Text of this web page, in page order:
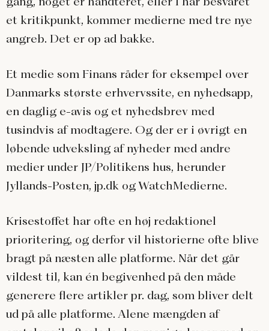
et kritikpunkt, kommer medierne med tre nye
angreb. Det er op ad bakke.
Et medie som Finans råder for eksempel over
Danmarks største erhvervssite, en nyhedsapp,
en daglig e-avis og et nyhedsbrev med
tusindvis af modtagere. Og der er i øvrigt en
løbende udveksling af nyheder med andre
medier under JP/Politikens hus, herunder
Jyllands-Posten, jp.dk og WatchMedierne.
Krisestoffet har ofte en høj redaktionel
prioritering, og derfor vil historierne ofte blive
bragt på næsten alle platforme. Når det går
vildest til, kan én begivenhed på den måde
generere flere artikler pr. dag, som bliver delt
ud på alle platforme. Alene mængden af